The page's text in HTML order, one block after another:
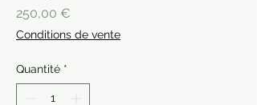
250,00 €
Conditions de vente
Quantité *